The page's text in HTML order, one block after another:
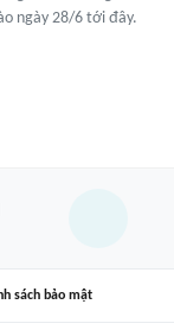
ngày 28/6 tới đây.
sách bảo mật